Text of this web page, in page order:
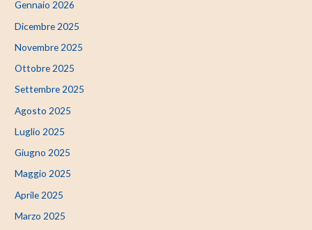
Gennaio 2026
Dicembre 2025
Novembre 2025
Ottobre 2025
Settembre 2025
Agosto 2025
Luglio 2025
Giugno 2025
Maggio 2025
Aprile 2025
Marzo 2025